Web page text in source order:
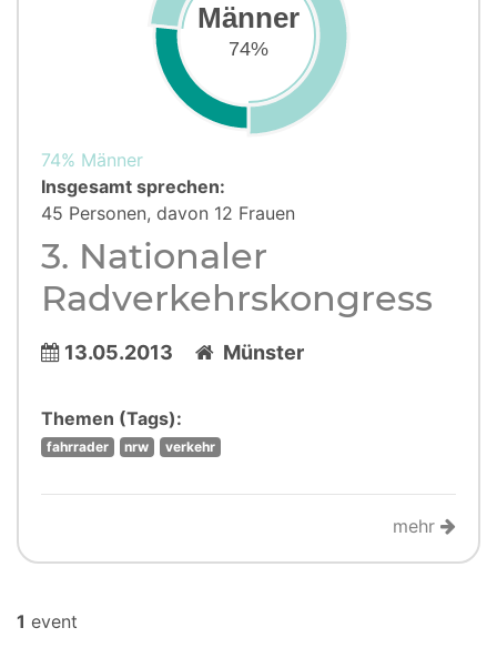
Männer
74%
74% Männer
Insgesamt sprechen:
45 Personen, davon 12 Frauen
3. Nationaler
Radverkehrskongress
13.05.2013 Münster
Themen (Tags):
fahrrader nrw verkehr
mehr
1 event